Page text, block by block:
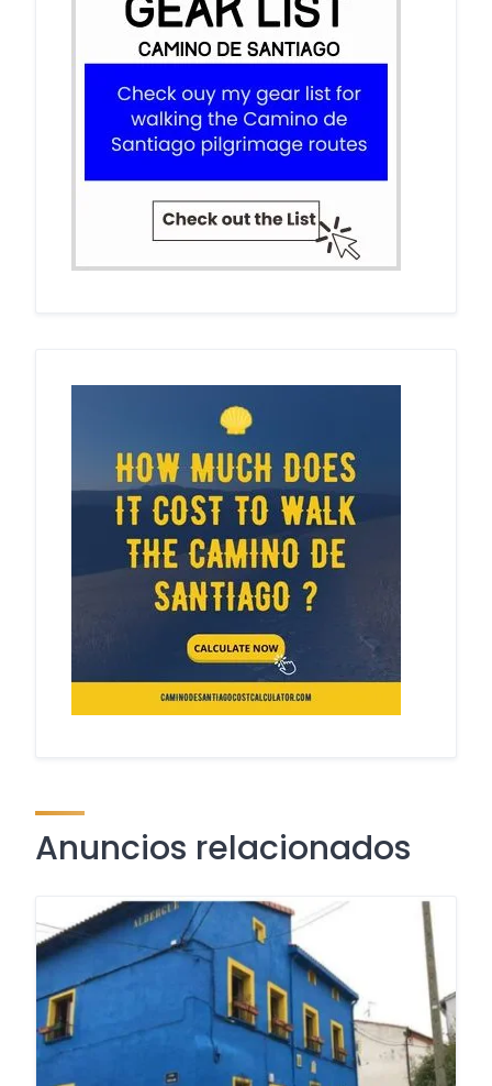
Anuncios relacionados